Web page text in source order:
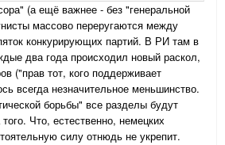
(а ещё важнее - без "генеральной
массово переругаются между
конкурирующих партий. В РИ там в
два года происходил новый раскол,
("прав тот, кого поддерживает
всегда незначительное меньшинство.
борьбы" все разделы будут
Что, естественно, немецких
силу отнюдь не укрепит.